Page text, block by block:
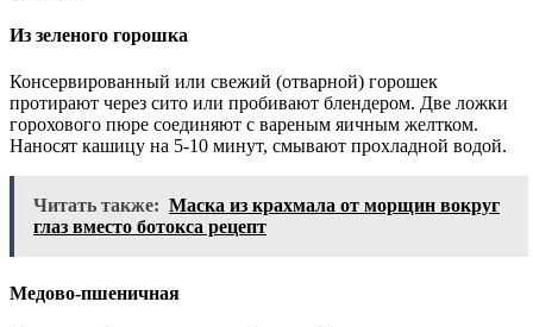
Из зеленого горошка
Консервированный или свежий (отварной) горошек
протирают через сито или пробивают блендером. Две ложки
горохового пюре соединяют с вареным яичным желтком.
Наносят кашицу на 5-10 минут, смывают прохладной водой.
Читать также: Маска из крахмала от морщин вокруг
глаз вместо ботокса рецепт
Медово-пшеничная